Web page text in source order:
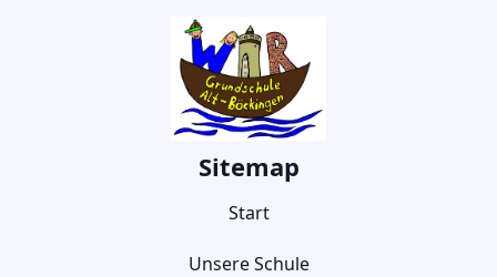
Sitemap
Start
Unsere Schule